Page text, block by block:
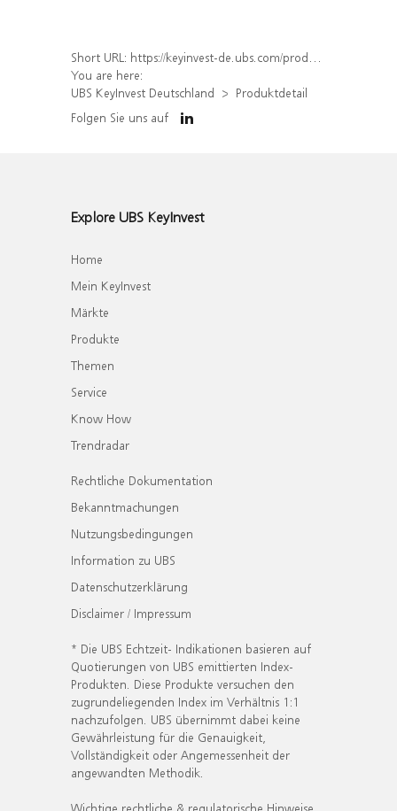
Short URL: https://keyinvest-de.ubs.com/produkt/detail/index/isin/DE000WA8J8Z1
You are here:
UBS KeyInvest Deutschland
Produktdetail
Folgen Sie uns auf
Explore UBS KeyInvest
Home
Mein KeyInvest
Märkte
Produkte
Themen
Service
Know How
Trendradar
Rechtliche Dokumentation
Bekanntmachungen
Nutzungsbedingungen
Information zu UBS
Datenschutzerklärung
Disclaimer / Impressum
* Die UBS Echtzeit- Indikationen basieren auf
Quotierungen von UBS emittierten Index-
Produkten. Diese Produkte versuchen den
zugrundeliegenden Index im Verhältnis 1:1
nachzufolgen. UBS übernimmt dabei keine
Gewährleistung für die Genauigkeit,
Vollständigkeit oder Angemessenheit der
angewandten Methodik.